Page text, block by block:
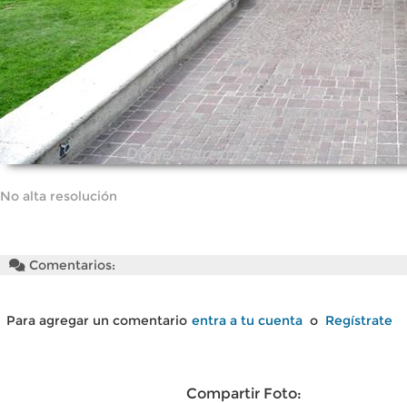
No alta resolución
Comentarios:
Para agregar un comentario entra a tu cuenta o Regístrate
Compartir Foto: